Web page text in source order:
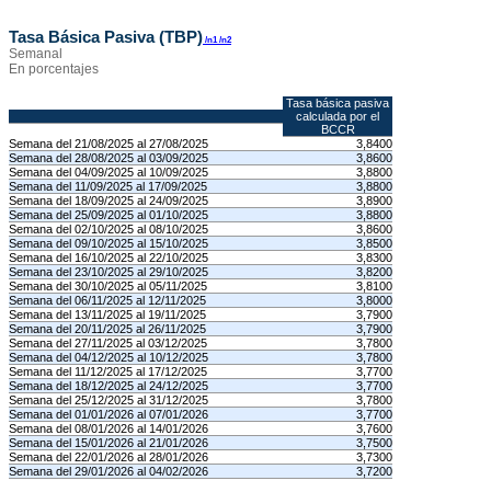
Tasa Básica Pasiva (TBP) /n1/n2
Semanal
En porcentajes
Tasa básica pasiva
calculada por el
BCCR
Semana del 21/08/2025 al 27/08/2025
Semana del 28/08/2025 al 03/09/2025
Semana del 04/09/2025 al 10/09/2025
Semana del 11/09/2025 al 17/09/2025
Semana del 18/09/2025 al 24/09/2025
Semana del 25/09/2025 al 01/10/2025
Semana del 02/10/2025 al 08/10/2025
Semana del 09/10/2025 al 15/10/2025
Semana del 16/10/2025 al 22/10/2025
Semana del 23/10/2025 al 29/10/2025
Semana del 30/10/2025 al 05/11/2025
Semana del 06/11/2025 al 12/11/2025
Semana del 13/11/2025 al 19/11/2025
Semana del 20/11/2025 al 26/11/2025
Semana del 27/11/2025 al 03/12/2025
Semana del 04/12/2025 al 10/12/2025
Semana del 11/12/2025 al 17/12/2025
Semana del 18/12/2025 al 24/12/2025
Semana del 25/12/2025 al 31/12/2025
Semana del 01/01/2026 al 07/01/2026
Semana del 08/01/2026 al 14/01/2026
Semana del 15/01/2026 al 21/01/2026
Semana del 22/01/2026 al 28/01/2026
Semana del 29/01/2026 al 04/02/2026
3,8400
3,8600
3,8800
3,8800
3,8900
3,8800
3,8600
3,8500
3,8300
3,8200
3,8100
3,8000
3,7900
3,7900
3,7800
3,7800
3,7700
3,7700
3,7800
3,7700
3,7600
3,7500
3,7300
3,7200